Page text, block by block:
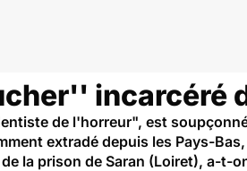
de l'horreur", est
extradé depuis les Pays-
la prison de Saran (Loiret), a-t-